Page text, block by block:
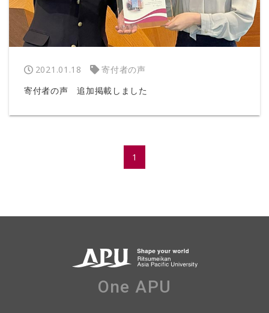
2021.01.18
寄付者の声
寄付者の声 追加掲載しました
1
One APU